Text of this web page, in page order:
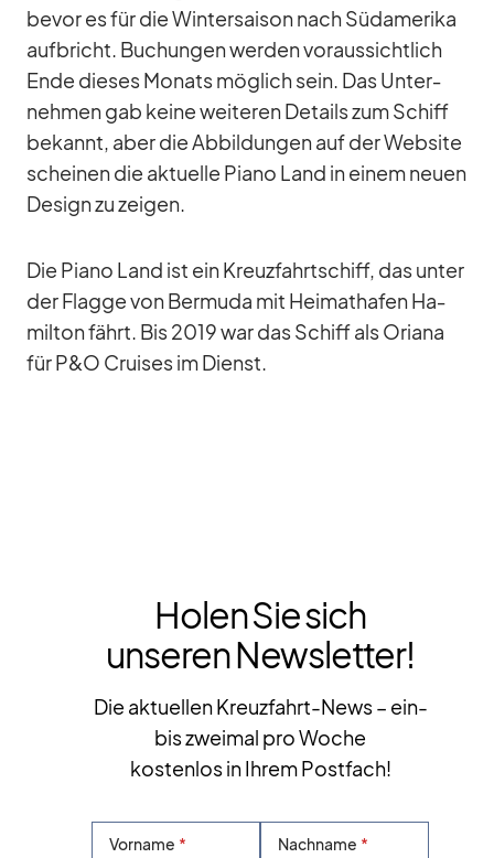
be­vor es für die Win­ter­sai­son nach Süd­ame­rika
auf­bricht. Bu­chun­gen wer­den vor­aus­sicht­lich
Ende die­ses Mo­nats mög­lich sein. Das Un­ter­
neh­men gab keine wei­te­ren De­tails zum Schiff
be­kannt, aber die Ab­bil­dun­gen auf der Web­site
schei­nen die ak­tu­elle Piano Land in ei­nem neuen
De­sign zu zei­gen.
Die Piano Land ist ein Kreuz­fahrt­schiff, das un­ter
der Flagge von Ber­muda mit Hei­mat­ha­fen Ha­
mil­ton fährt. Bis 2019 war das Schiff als Oriana
für P&O Crui­ses im Dienst.
Holen Sie sich
unseren Newsletter!
Die aktuellen Kreuzfahrt-News – ein-
bis zweimal pro Woche
kostenlos in Ihrem Postfach!
Vorname Nachname